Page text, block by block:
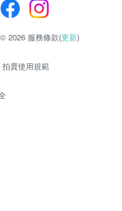
2026 服務條款(更新)
拍賣使用規範